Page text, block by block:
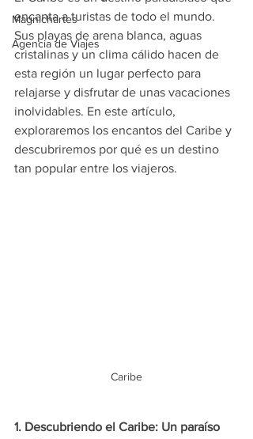
Magnichartes
Agencia de Viajes
encanta a turistas de todo el mundo.
Sus playas de arena blanca, aguas
cristalinas y un clima cálido hacen de
esta región un lugar perfecto para
relajarse y disfrutar de unas vacaciones
inolvidables. En este artículo,
exploraremos los encantos del Caribe y
descubriremos por qué es un destino
tan popular entre los viajeros.
Caribe
1. Descubriendo el Caribe: Un paraíso